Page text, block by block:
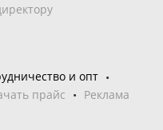
и опт
прайс Реклама